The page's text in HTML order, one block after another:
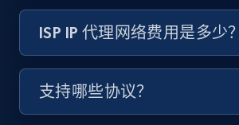
ISP IP 代理网络费用是多少？
支持哪些协议？